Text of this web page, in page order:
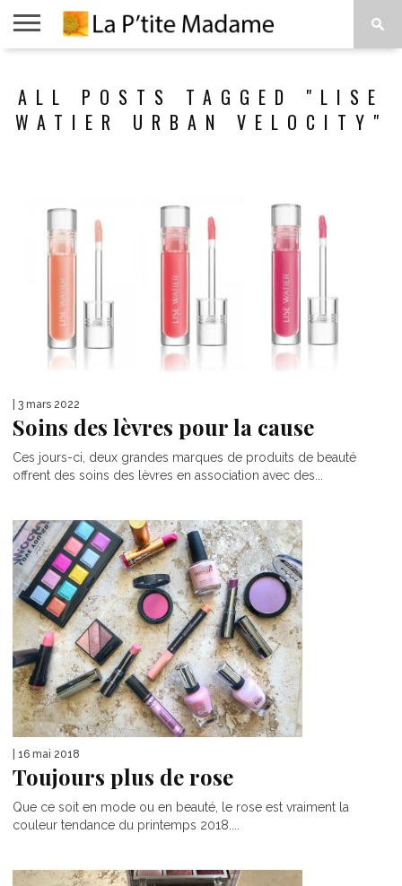
DE
VIVRE
PROPOS
ALL POSTS TAGGED "LISE
WATIER URBAN VELOCITY"
| 3 mars 2022
Soins des lèvres pour la cause
Ces jours-ci, deux grandes marques de produits de beauté
offrent des soins des lèvres en association avec des...
| 16 mai 2018
Toujours plus de rose
Que ce soit en mode ou en beauté, le rose est vraiment la
couleur tendance du printemps 2018....